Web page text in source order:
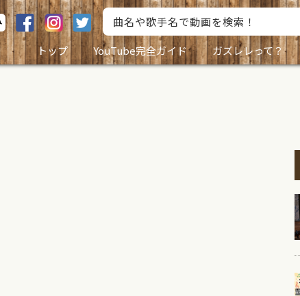
トップ
YouTube完全ガイド ガズレレって？